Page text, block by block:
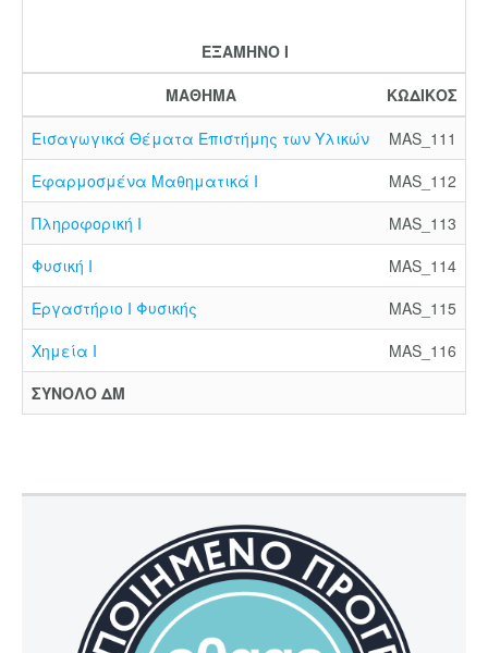
ΕΞΑΜΗΝΟ I
ΜΑΘΗΜΑ
ΚΩΔΙΚΟΣ
Εισαγωγικά Θέματα Επιστήμης των Υλικών
MAS_111
Εφαρμοσμένα Μαθηματικά Ι
MAS_112
Πληροφορική Ι
MAS_113
Φυσική Ι
MAS_114
Εργαστήριο Ι Φυσικής
MAS_115
Χημεία Ι
MAS_116
ΣΥΝΟΛΟ ΔΜ